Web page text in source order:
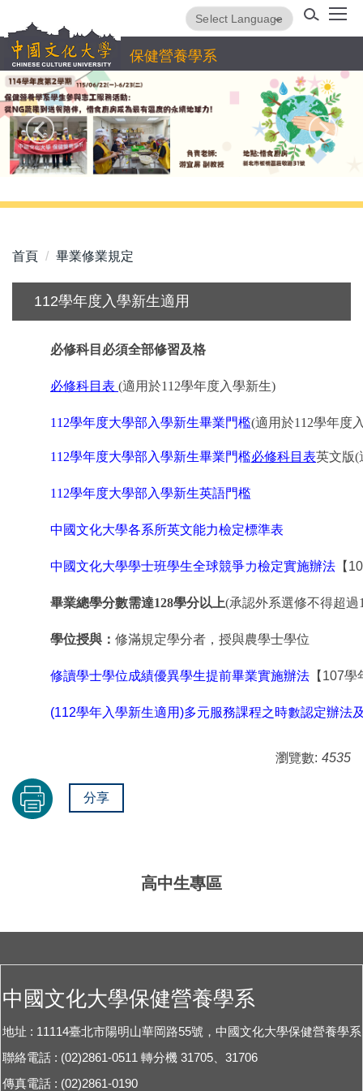
到
主
要
內
容
區
保健營養學系
Translate
首頁 畢業修業規定
112學年度入學新生適用
必修科目必須全部修習及格
必修科目表 (適用於112學年度入學新生)
112學年度大學部入學新生畢業門檻(適用於112學年度
112學年度大學部入學新生畢業門檻必修科目表英文版(
112學年度大學部入學新生英語門檻
中國文化大學各系所英文能力檢定標準表
中國文化大學學士班學生全球競爭力檢定實施辦法 【
畢業總學分數需達128學分以上(承認外系選修不得超過
學位授與： 修滿規定學分者，授與農學士學位
修讀學士學位成績優異學生提前畢業實施辦法 【107
(112學年入學新生適用)多元服務課程之時數認定辦法
瀏覽數: 4535
分享
高中生專區
中國文化大學保健營養學系
地址 : 11114臺北市陽明山華岡路55號，中國文化大學保健營養學
聯絡電話 : (02)2861-0511 轉分機 31705、31706
傳真電話 : (02)2861-0190